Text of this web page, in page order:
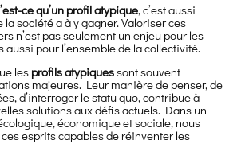
ce qu’un profil atypique, c’est aussi
la société a à y gagner. Valoriser ces
n’est pas seulement un enjeu pour les
aussi pour l’ensemble de la collectivité.
lesprofils atypiquessont souvent
majeures. Leur manière de penser, de
d’interroger le statu quo, contribue à
solutions aux défis actuels. Dans un
économique et sociale, nous
esprits capables de réinventer les